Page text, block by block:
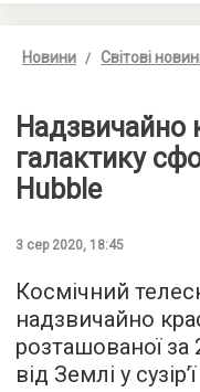
Новини Світові
Надзвичайно
галактику
Hubble
3 сер 2020, 18:45
Космічний
надзвичайно
розташованої за
від Землі у